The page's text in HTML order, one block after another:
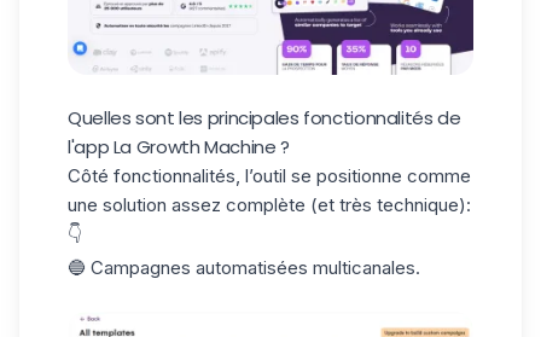
Quelles sont les principales fonctionnalités de
l'app La Growth Machine ?
Côté fonctionnalités, l’outil se positionne comme
une solution assez complète (et très technique):
👇
🔵 Campagnes automatisées multicanales.